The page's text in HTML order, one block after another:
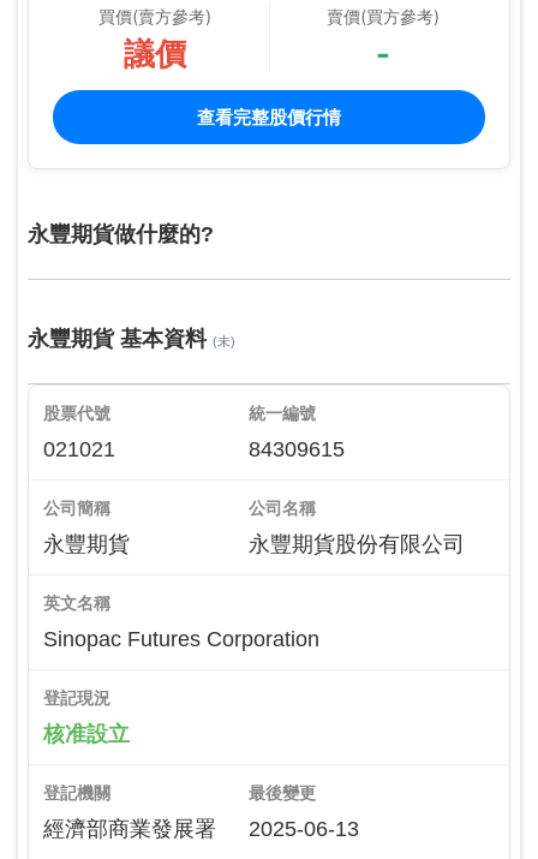
買價(賣方參考)
議價
賣價(買方參考)
-
查看完整股價行情
永豐期貨做什麼的?
永豐期貨 基本資料 (未)
股票代號
021021
統一編號
84309615
公司簡稱
永豐期貨
公司名稱
永豐期貨股份有限公司
英文名稱
Sinopac Futures Corporation
登記現況
核准設立
登記機關
經濟部商業發展署
最後變更
2025-06-13